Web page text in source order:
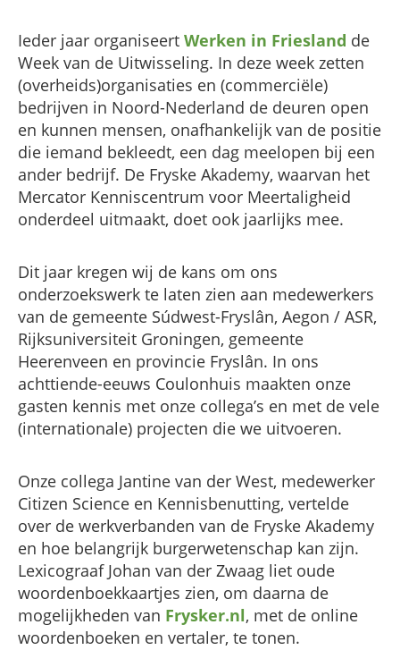
Ieder jaar organiseert Werken in Friesland de
Week van de Uitwisseling. In deze week zetten
(overheids)organisaties en (commerciële)
bedrijven in Noord-Nederland de deuren open
en kunnen mensen, onafhankelijk van de positie
die iemand bekleedt, een dag meelopen bij een
ander bedrijf. De Fryske Akademy, waarvan het
Mercator Kenniscentrum voor Meertaligheid
onderdeel uitmaakt, doet ook jaarlijks mee.
Dit jaar kregen wij de kans om ons
onderzoekswerk te laten zien aan medewerkers
van de gemeente Súdwest-Fryslân, Aegon / ASR,
Rijksuniversiteit Groningen, gemeente
Heerenveen en provincie Fryslân. In ons
achttiende-eeuws Coulonhuis maakten onze
gasten kennis met onze collega’s en met de vele
(internationale) projecten die we uitvoeren.
Onze collega Jantine van der West, medewerker
Citizen Science en Kennisbenutting, vertelde
over de werkverbanden van de Fryske Akademy
en hoe belangrijk burgerwetenschap kan zijn.
Lexicograaf Johan van der Zwaag liet oude
woordenboekkaartjes zien, om daarna de
mogelijkheden van Frysker.nl, met de online
woordenboeken en vertaler, te tonen.